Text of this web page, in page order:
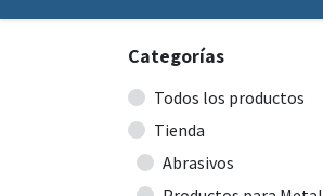
Categorías
Todos los productos
Tienda
Abrasivos